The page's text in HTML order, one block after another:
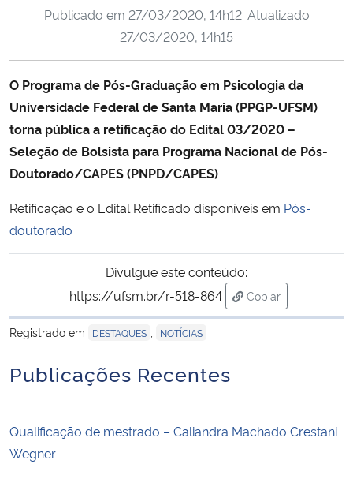
Ministério da Cidadania
Ministério de Minas e Energia
Ministério da Ciência, Tecnologia, Inovações e Comunicações
Ministério do Meio Ambiente
Controladoria-Geral da União
Secretaria de Governo
Publicado em 27/03/2020, 14h12. Atualizado
27/03/2020, 14h15
O Programa de Pós-Graduação em Psicologia da
Universidade Federal de Santa Maria (PPGP-UFSM)
torna pública a retificação do Edital 03/2020 –
Seleção de Bolsista para Programa Nacional de Pós-
Doutorado/CAPES (PNPD/CAPES)
Retificação e o Edital Retificado disponíveis em Pós-
doutorado
Divulgue este conteúdo:
https://ufsm.br/r-518-864
Copiar
para área de
Registrado em
DESTAQUES NOTÍCIAS
Publicações Recentes
Qualificação de mestrado – Caliandra Machado Crestani
Wegner